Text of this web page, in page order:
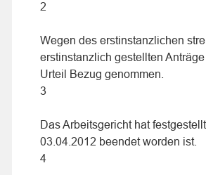
2
Wegen des erstinstanzlichen
erstinstanzlich gestellten
Urteil Bezug genommen.
3
Das Arbeitsgericht hat
03.04.2012 beendet worden ist.
4